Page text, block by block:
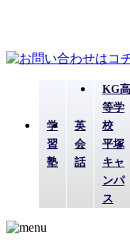
学
習
塾
英
会
話
KG高
等学
校
平塚
キャ
ンパ
ス